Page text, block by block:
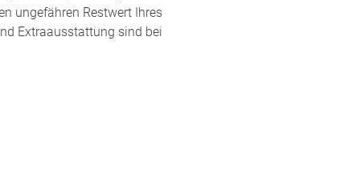
ungefähren Restwert Ihres
Extraausstattung sind bei